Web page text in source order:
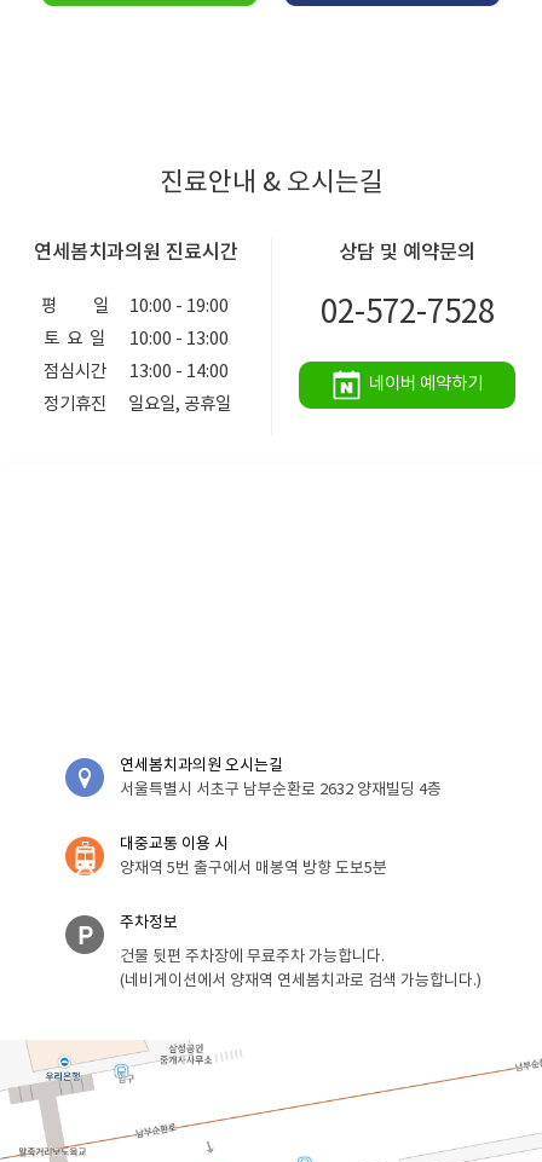
진료안내 & 오시는길
연세봄치과의원 진료시간
평 일
10:00 - 19:00
토 요 일
10:00 - 13:00
점심시간
13:00 - 14:00
정기휴진
일요일, 공휴일
상담 및 예약문의
02-572-7528
네이버 예약하기
연세봄치과의원 오시는길
서울특별시 서초구 남부순환로 2632 양재빌딩 4층
대중교통 이용 시
양재역 5번 출구에서 매봉역 방향 도보5분
주차정보
건물 뒷편 주차장에 무료주차 가능합니다.
(네비게이션에서 양재역 연세봄치과로 검색 가능합니다.)